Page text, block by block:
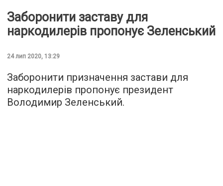
Заборонити заставу для
наркодилерів пропонує Зеленський
24 лип 2020, 13:29
Заборонити призначення застави для
наркодилерів пропонує президент
Володимир Зеленський.